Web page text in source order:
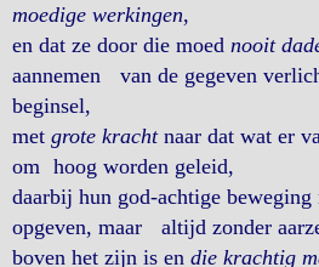
moedige werkingen,
en dat ze door die moed nooit
aannemen van de gegeven
beginsel,
met grote krachtnaar dat wat er
om hoog worden geleid,
daarbij hun god-achtige
opgeven, maar altijd zonder
boven het zijn is en die krachtig